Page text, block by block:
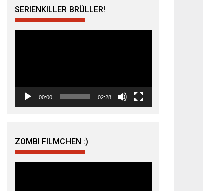
SERIENKILLER BRÜLLER!
00:00 02:28
ZOMBI FILMCHEN :)